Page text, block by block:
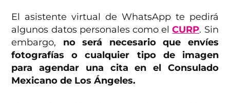
El asistente virtual de WhatsApp te pedirá
algunos datos personales como elCURP. Sin
embargo, no será necesario que envíes
fotografías o cualquier tipo de imagen
para agendar una cita en el Consulado
Mexicano de Los Ángeles.